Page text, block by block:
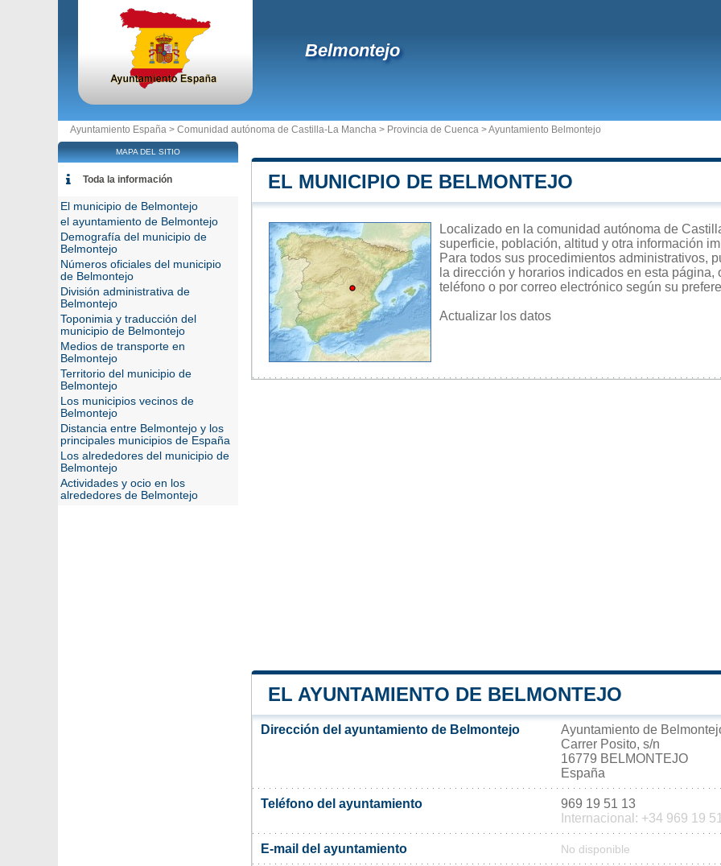
Belmontejo
Ayuntamiento España > Comunidad autónoma de Castilla-La Mancha > Provincia de Cuenca >Ayuntamiento Belmontejo
EL MUNICIPIO DE BELMONTEJO
Localizado en la comunidad autónoma de
superficie, población, altitud y otra información
Para todos sus procedimientos administrativos,
la dirección y horarios indicados en esta
teléfono o por correo electrónico según su
Actualizar los datos
EL AYUNTAMIENTO DE BELMONTEJO
Dirección del ayuntamiento de Belmontejo
Ayuntamiento de
Carrer Posito, s/n
16779 BELMONTEJO
España
Teléfono del ayuntamiento
969 19 51 13
Internacional: +34 969 19
E-mail del ayuntamiento No disponible
MAPA DEL SITIO
Toda la información
El municipio de Belmontejo
el ayuntamiento de Belmontejo
Demografía del municipio de
Belmontejo
Números oficiales del municipio
de Belmontejo
División administrativa de
Belmontejo
Toponimia y traducción del
municipio de Belmontejo
Medios de transporte en
Belmontejo
Territorio del municipio de
Belmontejo
Los municipios vecinos de
Belmontejo
Distancia entre Belmontejo y los
principales municipios de España
Los alrededores del municipio de
Belmontejo
Actividades y ocio en los
alrededores de Belmontejo